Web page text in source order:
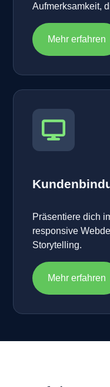
Aufmerksamkeit,
Mehr erfahren
Präsentiere dich
responsive
Storytelling.
Mehr erfahren